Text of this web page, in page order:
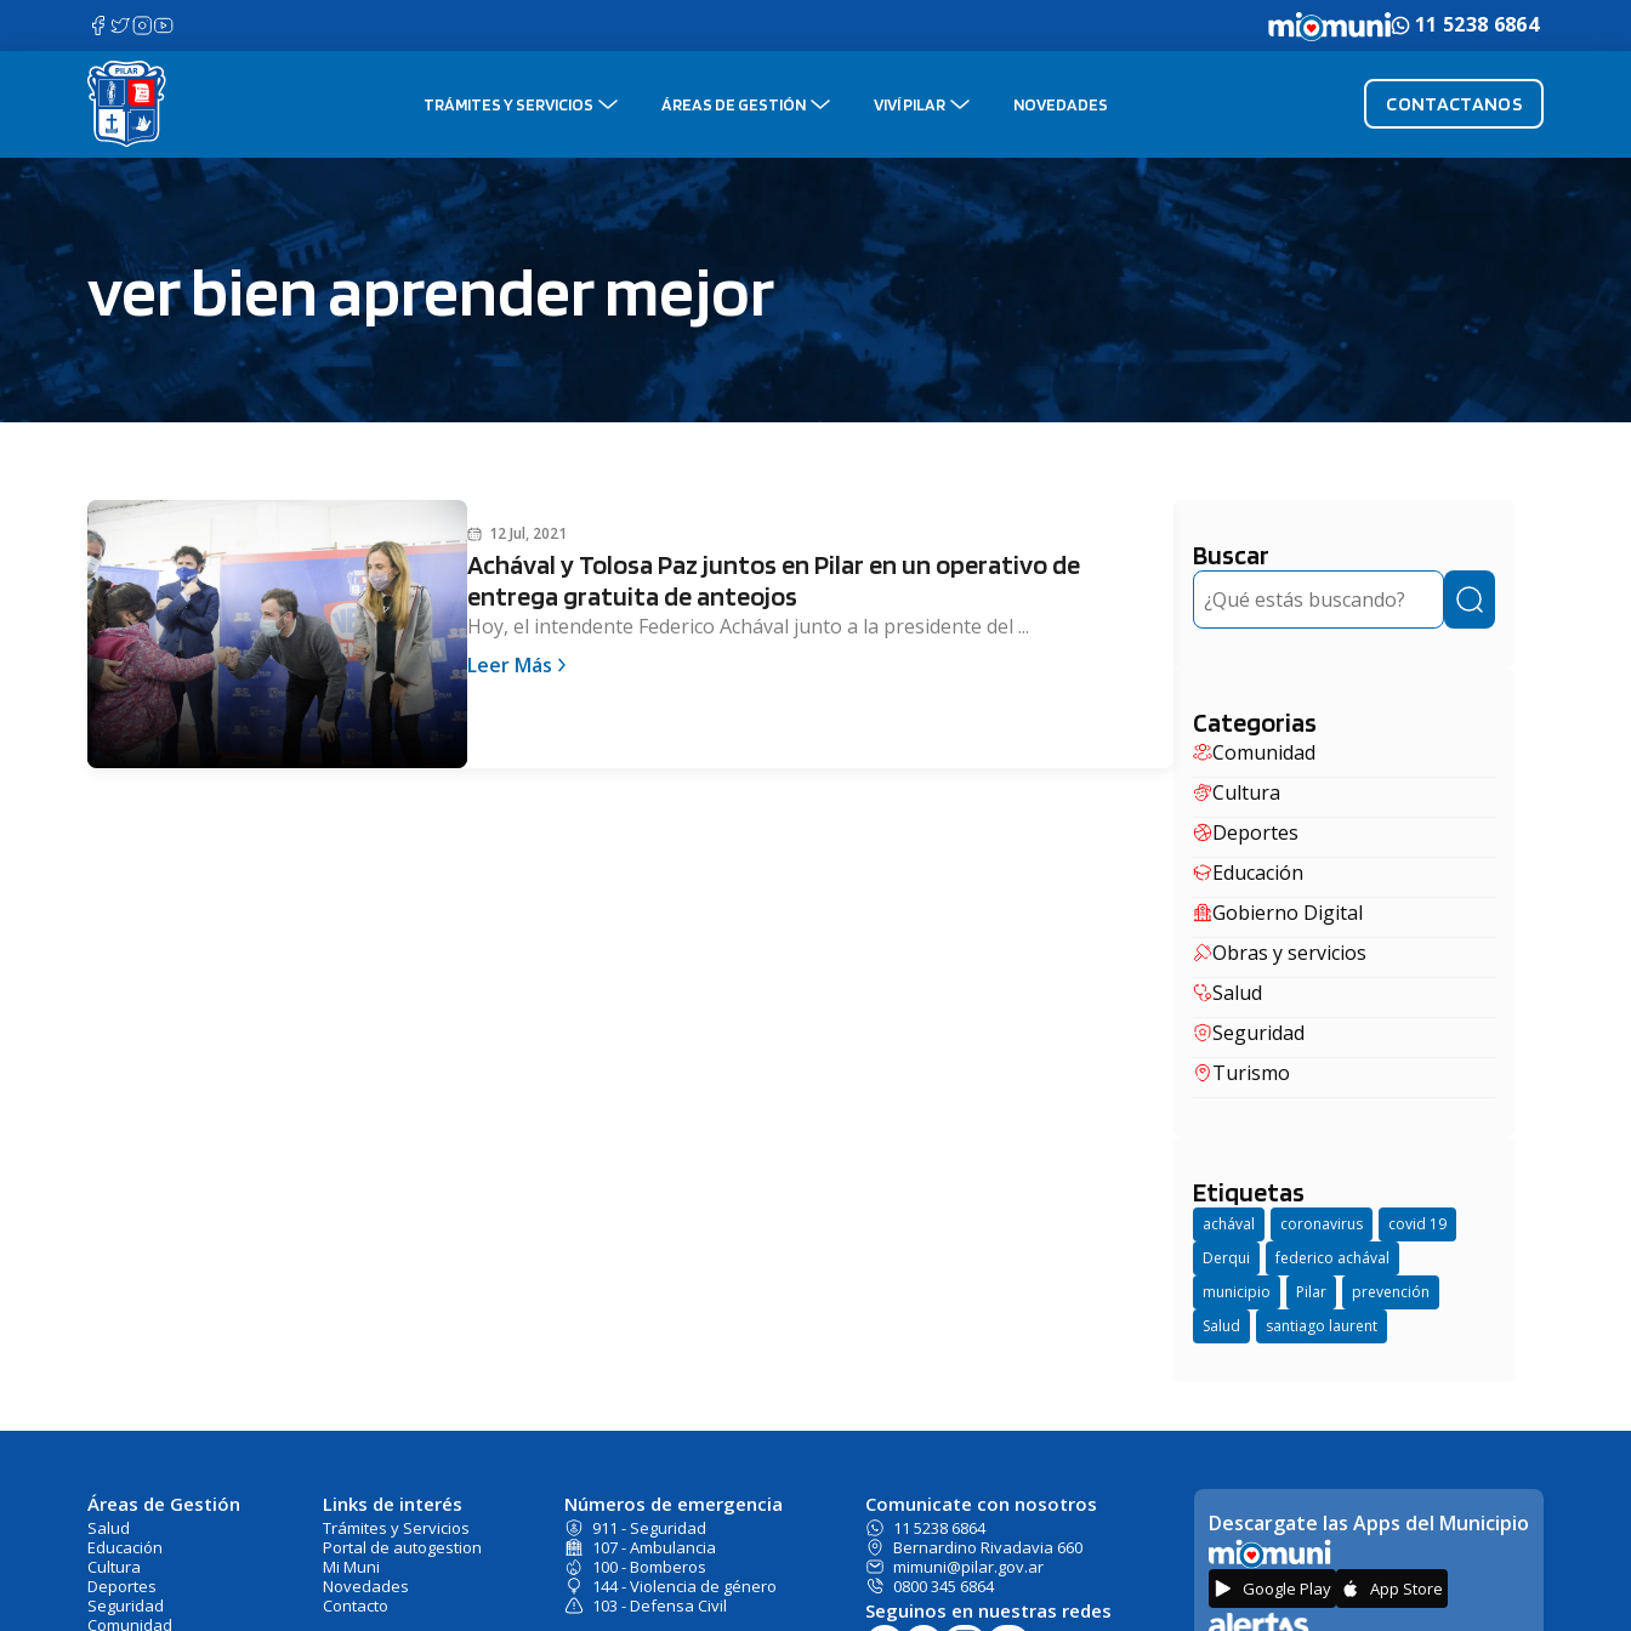
contenido
11 5238 6864
TRÁMITES Y SERVICIOS ÁREAS DE GESTIÓN VIVÍ PILAR NOVEDADES CONTACTANOS
ver bien aprender mejor
12 Jul, 2021
Achával y Tolosa Paz juntos en Pilar en un operativo de
entrega gratuita de anteojos
Hoy, el intendente Federico Achával junto a la presidente del ...
Leer Más
Buscar
Buscar
Categorias
Comunidad
Cultura
Deportes
Educación
Gobierno Digital
Obras y servicios
Salud
Seguridad
Turismo
Etiquetas
achával coronavirus
covid 19
Derqui
federico achával
municipio
Pilar
prevención
Salud
santiago laurent
Áreas de Gestión
Salud
Educación
Cultura
Deportes
Seguridad
Comunidad
Links de interés
Trámites y Servicios
Portal de autogestion
Mi Muni
Novedades
Contacto
Números de emergencia
911 - Seguridad
107 - Ambulancia
100 - Bomberos
144 - Violencia de género
103 - Defensa Civil
Comunicate con nosotros
11 5238 6864
Bernardino Rivadavia 660
mimuni@pilar.gov.ar
0800 345 6864
Seguinos en nuestras redes
Descargate las Apps del Municipio
Google Play App Store